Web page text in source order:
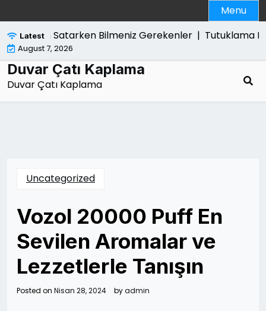
to
content
Menu
Latest
Slim Satarken Bilmeniz Gerekenler |Tutuklama
August 7, 2026
Duvar Çatı Kaplama
Duvar Çatı Kaplama
Uncategorized
Vozol 20000 Puff En
Sevilen Aromalar ve
Lezzetlerle Tanışın
Posted on Nisan 28, 2024 byadmin